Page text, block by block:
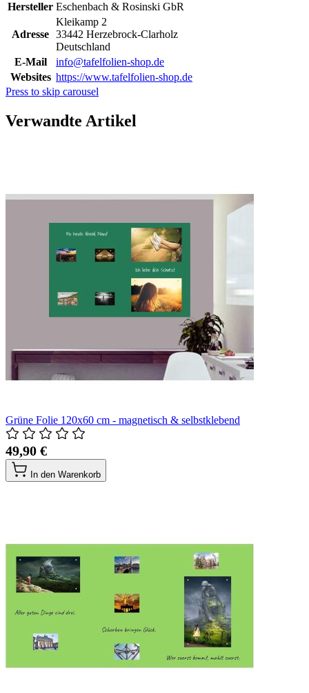
Hersteller Eschenbach & Rosinski GbR
Adresse
Kleikamp 2
33442 Herzebrock-Clarholz
Deutschland
E-Mail
info@tafelfolien-shop.de
Websites https://www.tafelfolien-shop.de
Press to skip carousel
Verwandte Artikel
Grüne Folie 120x60 cm - magnetisch & selbstklebend
49,90 €
In den Warenkorb